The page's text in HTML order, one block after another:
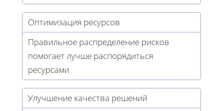
Оптимизация ресурсов
Правильное распределение рисков
помогает лучше распорядиться
ресурсами
Улучшение качества решений